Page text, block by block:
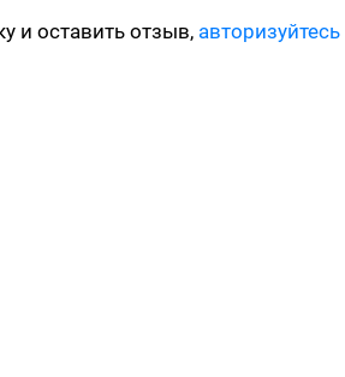
и оставить отзыв, авторизуйтесь